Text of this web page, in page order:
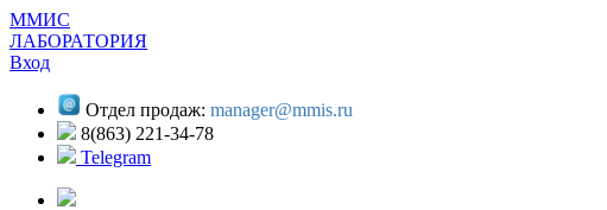
ММИС
ЛАБОРАТОРИЯ
Вход
Отдел продаж: manager@mmis.ru
8(863) 221-34-78
Telegram